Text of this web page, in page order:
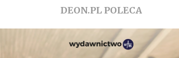
DEON.PL POLECA